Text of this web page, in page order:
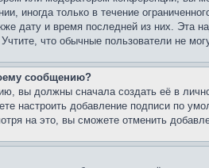
иногда только в течение
дату и время последней из них. Эта
что обычные пользователи не
сообщению?
вы должны сначала создать её в
настроить добавление подписи по
на это, вы сможете отменить